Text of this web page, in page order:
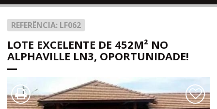
REFERÊNCIA: LF062
LOTE EXCELENTE DE 452M² NO
ALPHAVILLE LN3, OPORTUNIDADE!